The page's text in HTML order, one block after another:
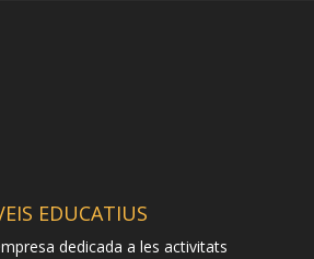
EDUCATIUS
dedicada a les activitats